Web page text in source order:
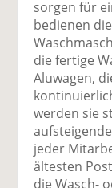
sorgen für
bedienen
die fertige
Aluwagen,
werden sie
jeder
ältesten
die Wasch-